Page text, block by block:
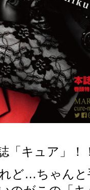
「キュア」！
ど…ちゃんと